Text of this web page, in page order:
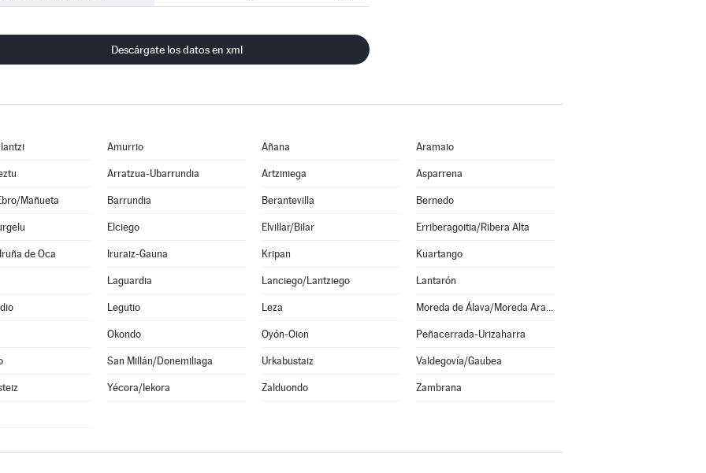
Descárgate los datos en xml
Amurrio Añana Aramaio
Arratzua-Ubarrundia Artziniega Asparrena
Mañueta Barrundia Berantevilla Bernedo
Elciego Elvillar/Bilar Erriberagoitia/Ribera Alta
de Oca Iruraiz-Gauna Kripan Kuartango
Laguardia Lanciego/Lantziego Lantarón
Legutio Leza Moreda de Álava/Moreda Araba
Okondo Oyón-Oion Peñacerrada-Urizaharra
San Millán/Donemiliaga Urkabustaiz Valdegovía/Gaubea
Yécora/Iekora Zalduondo Zambrana